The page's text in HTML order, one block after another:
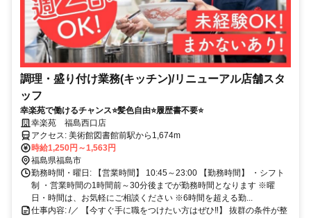
調理・盛り付け業務(キッチン)/リニューアル店舗スタ
ッフ
幸楽苑で働けるチャンス⭐️髪色自由⭐️履歴書不要⭐️
幸楽苑 福島西口店
アクセス: 美術館図書館前駅から1,674m
時給1,250円～1,563円
福島県福島市
勤務時間・曜日: 【営業時間】 10:45～23:00 【勤務時間】 ・シフト
制 ・営業時間の1時間前～30分後までが勤務時間となります ※曜
日・時間は、お気軽にご相談ください ※6時間を超える勤...
仕事内容: /／ 【今すぐ手に職をつけたい方はぜひ‼】 抜群の条件が整